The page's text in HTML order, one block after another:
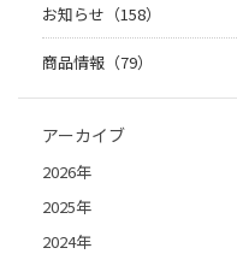
お知らせ（158）
商品情報（79）
アーカイブ
2026年
2025年
2024年